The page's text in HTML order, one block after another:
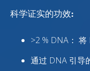
科学证实的功效:
>2 % DNA：
通过 DNA 引导